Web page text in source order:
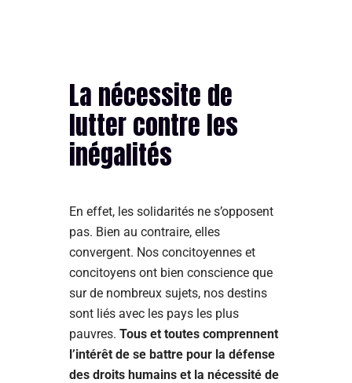
La nécessite de
lutter contre les
inégalités
En effet, les solidarités ne s’opposent
pas. Bien au contraire, elles
convergent. Nos concitoyennes et
concitoyens ont bien conscience que
sur de nombreux sujets, nos destins
sont liés avec les pays les plus
pauvres. Tous et toutes comprennent
l’intérêt de se battre pour la défense
des droits humains et la nécessité de